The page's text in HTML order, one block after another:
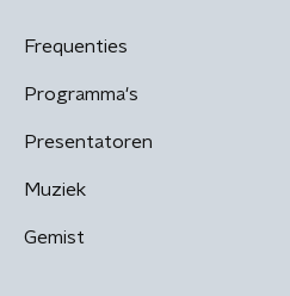
Frequenties
Programma's
Presentatoren
Muziek
Gemist